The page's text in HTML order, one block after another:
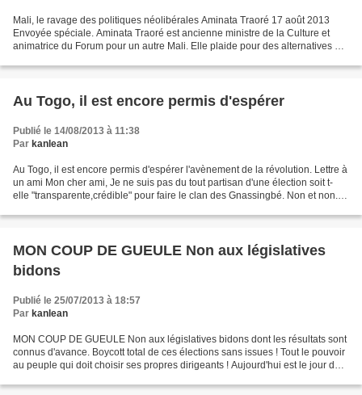
Mali, le ravage des politiques néolibérales Aminata Traoré 17 août 2013
Envoyée spéciale. Aminata Traoré est ancienne ministre de la Culture et
animatrice du Forum pour un autre Mali. Elle plaide pour des alternatives qui
Au Togo, il est encore permis d'espérer
Publié le 14/08/2013 à 11:38
Par kanlean
Au Togo, il est encore permis d'espérer l'avènement de la révolution. Lettre à
un ami Mon cher ami, Je ne suis pas du tout partisan d'une élection soit t-
elle "transparente,crédible" pour faire le clan des Gnassingbé. Non et non.
MON COUP DE GUEULE Non aux législatives
bidons
Publié le 25/07/2013 à 18:57
Par kanlean
MON COUP DE GUEULE Non aux législatives bidons dont les résultats sont
connus d'avance. Boycott total de ces élections sans issues ! Tout le pouvoir
au peuple qui doit choisir ses propres dirigeants ! Aujourd'hui est le jour de